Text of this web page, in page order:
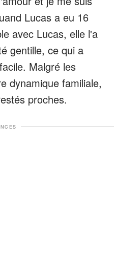
Lucas a eu 16
avec Lucas, elle l'a
gentille, ce qui a
Malgré les
dynamique familiale,
proches.